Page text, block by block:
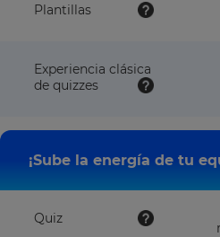
Plantillas
Experiencia clásica
de quizzes
¡Sube la energía de tu
Quiz